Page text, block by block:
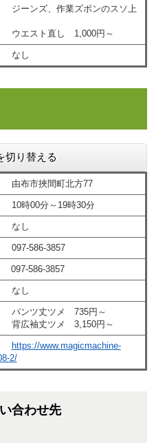
ズ、作業ズボンのスソ上
直し 1,000円～
なし
切り替える
挾間町北方77
00分～19時30分
し
586-3857
586-3857
し
ツ丈ツメ 735円～
ツメ 3,150円～
https://www.magicmachine-
2/
合わせ先